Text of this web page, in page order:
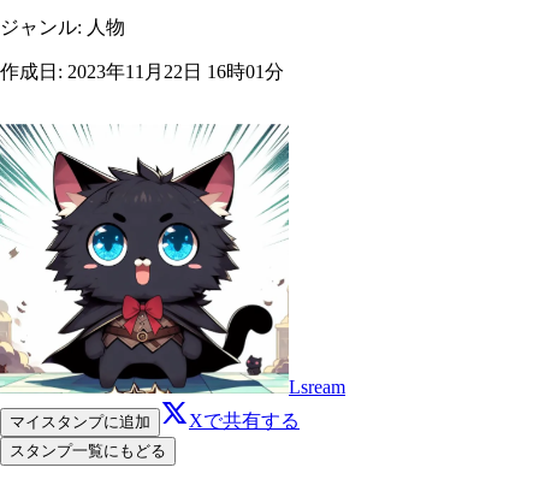
ジャンル: 人物
作成日 : 2023年11月22日 16時01分
Lsream
マイスタンプに追加 Xで共有する
スタンプ一覧にもどる